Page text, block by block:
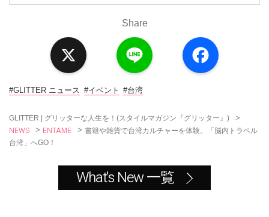
Share
a
c
#GLITTER ニュース #イベント #台湾
GLITTER | グリッターな人生を！(スタイルマガジン『グリッター』) >
NEWS > ENTAME > 書籍や雑貨で台湾カルチャーを体験。「脳内トラベル
台湾」へGO！
What's New 一覧